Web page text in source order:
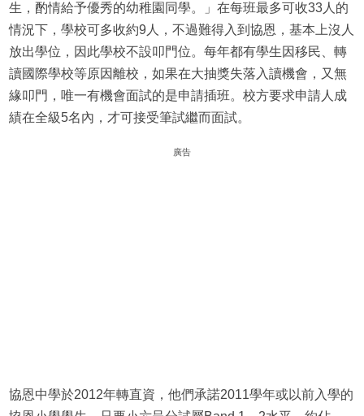
生，酌情給予優秀的幼稚園同學。」在每班最多可收33人的
情況下，學校可多收約9人，不過難得入到協恩，基本上沒人
放出學位，因此學校不設叩門位。每年都有學生因移民、轉
讀國際學校等原因離校，如果在大抽獎失落入讀機會，又無
緣叩門，唯一有機會面試的是申請插班。校方要求申請人成
績在全級5名內，才可接受筆試繼而面試。
廣告
協恩中學於2012年轉直資，他們承諾2011學年或以前入學的